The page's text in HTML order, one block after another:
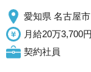
愛知県 名古屋市
月給20万3,700円
契約社員